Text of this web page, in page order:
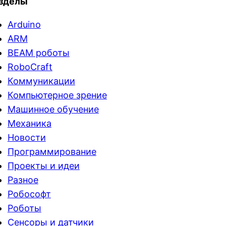
Arduino
ARM
BEAM роботы
RoboCraft
Коммуникации
Компьютерное зрение
Машинное обучение
Механика
Новости
Программирование
Проекты и идеи
Разное
Робософт
Роботы
Сенсоры и датчики